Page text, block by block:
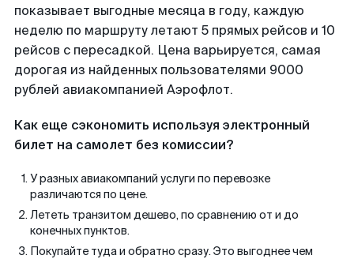
показывает выгодные месяца в году, каждую
неделю по маршруту летают 5 прямых рейсов и 10
рейсов с пересадкой. Цена варьируется, самая
дорогая из найденных пользователями 9000
рублей авиакомпанией Аэрофлот.
Как еще сэкономить используя электронный
билет на самолет без комиссии?
У разных авиакомпаний услуги по перевозке
различаются по цене.
Лететь транзитом дешево, по сравнению от и до
конечных пунктов.
Покупайте туда и обратно сразу. Это выгоднее чем